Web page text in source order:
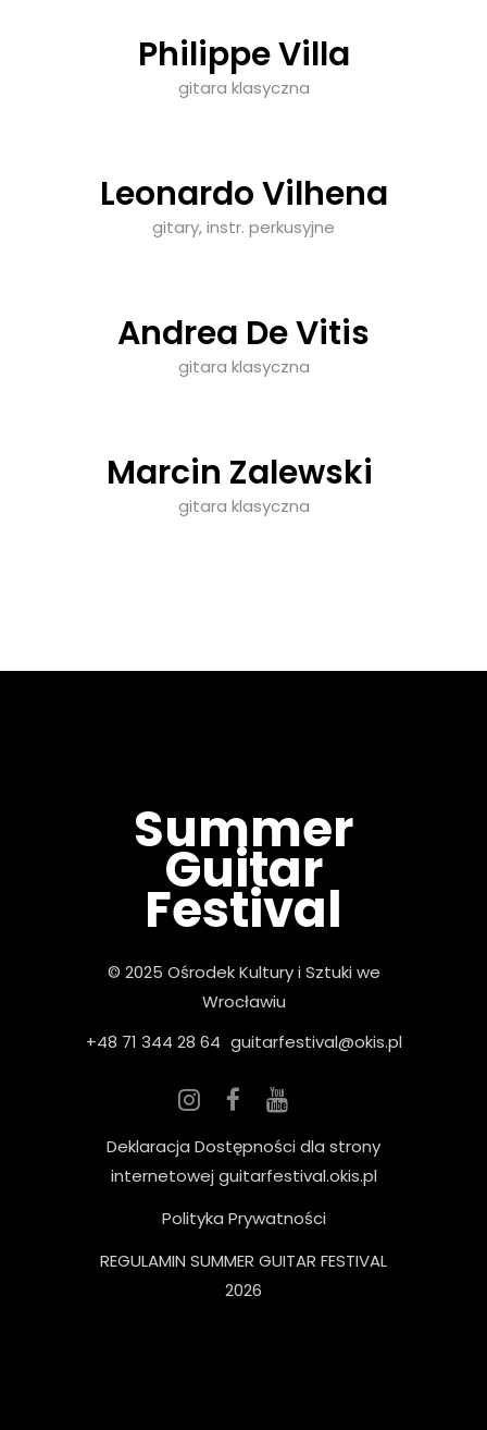
Philippe Villa
gitara klasyczna
Leonardo Vilhena
gitary, instr. perkusyjne
Andrea De Vitis
gitara klasyczna
Marcin Zalewski
gitara klasyczna
Summer
Guitar
Festival
© 2025 Ośrodek Kultury i Sztuki we
Wrocławiu
+48 71 344 28 64 guitarfestival@okis.pl
Deklaracja Dostępności dla strony
internetowej guitarfestival.okis.pl
Polityka Prywatności
REGULAMIN SUMMER GUITAR FESTIVAL
2026